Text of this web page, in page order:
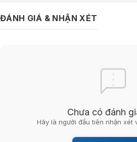
ĐÁNH GIÁ & NHẬN XÉT
Chưa có đánh
Hãy là người đầu tiên nhận xét